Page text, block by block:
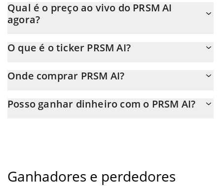
Qual é o preço ao vivo do PRSM AI
agora?
O que é o ticker PRSM AI?
Onde comprar PRSM AI?
transferência p2p. E a melhor maneira de trocar PRSM AI é
Posso ganhar dinheiro com o PRSM AI?
Ganhadores e perdedores